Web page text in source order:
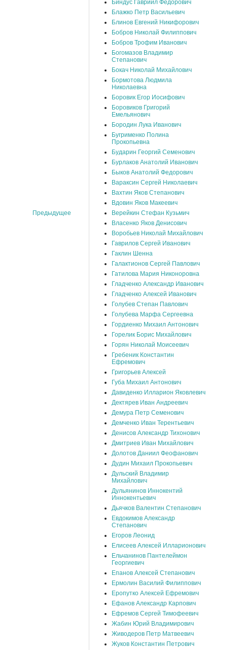
Предыдущее
Биндус Гавриил Федорович
Блажко Петр Васильевич
Блинов Евгений Никифорович
Бобров Николай Филиппович
Бобров Трофим Иванович
Богомазов Владимир
Степанович
Бокач Николай Михайлович
Бормотова Людмила
Николаевна
Боровик Егор Иосифович
Боровиков Григорий
Емельянович
Бородин Лука Иванович
Бугрименко Полина
Прокопьевна
Бударин Георгий Семенович
Бурлаков Анатолий Иванович
Быков Анатолий Федорович
Вараксин Сергей Николаевич
Вахтин Яков Степанович
Вдовин Яков Макеевич
Верейкин Стефан Кузьмич
Власенко Яков Денисович
Воробьев Николай Михайлович
Гаврилов Сергей Иванович
Гаклин Шенна
Галактионов Сергей Павлович
Гатилова Мария Никоноровна
Гладченко Александр Иванович
Гладченко Алексей Иванович
Голубев Степан Павлович
Голубева Марфа Сергеевна
Гордиенко Михаил Антонович
Горелик Борис Михайлович
Горян Николай Моисеевич
Гребеник Константин
Ефремович
Григорьев Алексей
Губа Михаил Антонович
Давиденко Илларион Яковлевич
Дектярев Иван Андреевич
Демура Петр Семенович
Демченко Иван Терентьевич
Денисов Александр Тихонович
Дмитриев Иван Михайлович
Долотов Даниил Феофанович
Дудин Михаил Прокопьевич
Дульский Владимир
Михайлович
Дульянинов Иннокентий
Иннокентьевич
Дьячков Валентин Степанович
Евдокимов Александр
Степанович
Егоров Леонид
Елисеев Алексей Илларионович
Ельчанинов Пантелеймон
Георгиевич
Епанов Алексей Степанович
Ермолин Василий Филиппович
Еропутко Алексей Ефремович
Ефанов Александр Карпович
Ефремов Сергей Тимофеевич
Жабин Юрий Владимирович
Живодеров Петр Матвеевич
Жуков Константин Петрович